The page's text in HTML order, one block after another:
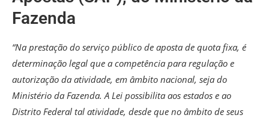
Fazenda
“Na prestação do serviço público de aposta de quota fixa, é
determinação legal que a competência para regulação e
autorização da atividade, em âmbito nacional, seja do
Ministério da Fazenda. A Lei possibilita aos estados e ao
Distrito Federal tal atividade, desde que no âmbito de seus